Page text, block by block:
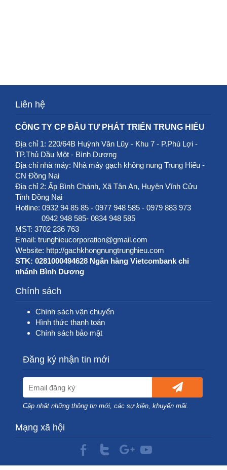
Liên hệ
CÔNG TY CP ĐẦU TƯ PHÁT TRIỂN TRUNG HIẾU
Địa chỉ 1: 220/64B Huỳnh Văn Lũy - Khu 7 - P.Phú Lợi -
TP.Thủ Dầu Một - Bình Dương
Địa chỉ nhà máy: Nhà máy gạch không nung Trung Hiếu -
CN Đồng Nai
Địa chỉ 2: Ấp Bình Chánh, Xã Tân An, Huyện Vĩnh Cửu
Tỉnh Đồng Nai
Hotline: 0932 94 85 85 - 0977 948 585 - 0979 883 973
0942 948 585- 0834 948 585
MST: 3702 236 763
Email: trunghieucorporation@gmail.com
Website: http://gachkhongnungtrunghieu.com
STK: 0281000494628 Ngân hàng Vietcombank chi
nhánh Bình Dương
Chính sách
Chính sách vận chuyển
Hình thức thanh toán
Chính sách bảo mật
Đăng ký nhận tin mới
Cập nhật những thông tin mới, các sự kiện, khuyến mãi.
Mạng xã hội